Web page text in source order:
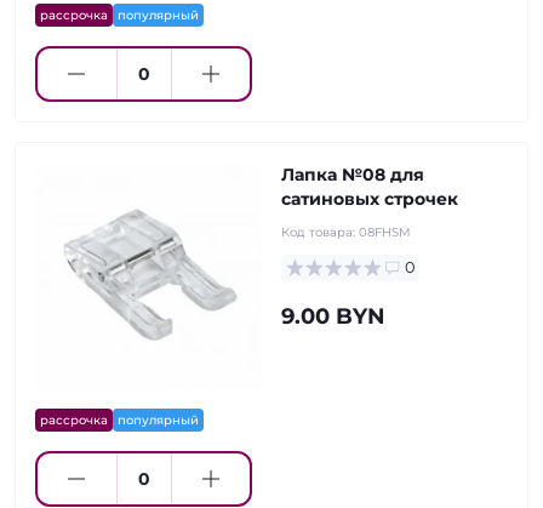
рассрочка популярный
рассрочка популярный
Лапка №08 для
сатиновых строчек
Код товара: 08FHSM
0
9.00 BYN